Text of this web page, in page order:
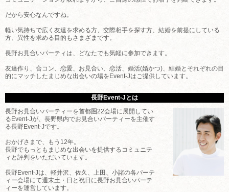
だから安心なんですね。
軽い気持ちで広く友達を求める方、交際相手を探す方、結婚を前提にしている
方、異性を求める目的もさまざまです。
長野お見合いパーティは、どなたでも気軽に参加できます。
友達作り、合コン、恋愛、お見合い、恋活、婚活(婚かつ)、結婚とそれぞれの目
的にマッチしたまじめな出会いの場をEvent-Jはご提供しています。
長野Event-Jとは
長野お見合いパーティーを首都圏22会場に展開してい
るEvent-Jが、長野県内でお見合いパーティーを主催す
る長野Event-Jです。
おかげさまで、もう12年。
長野でもっともまじめな出会いを提供するコミュニテ
ィと評判をいただいています。
長野Event-Jは、軽井沢、佐久、上田、小諸の各パーテ
ィー会場にて週末土・日と祝日に長野お見合いパーテ
ィーを運営しています。